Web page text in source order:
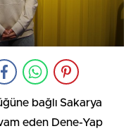
bağlı Sakarya
eden Dene-Yap